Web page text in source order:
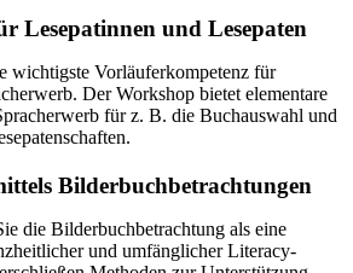
Lesepatinnen und Lesepaten
wichtigste Vorläuferkompetenz für
Der Workshop bietet elementare
für z. B. die Buchauswahl und
Bilderbuchbetrachtungen
die Bilderbuchbetrachtung als eine
und umfänglicher Literacy-